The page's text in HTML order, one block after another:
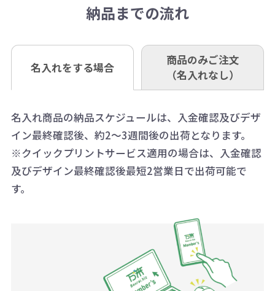
※不良商品は商品到着後7営業日以
お問合せ先
AM10:00～PM5:00（土・日・祝日を
除く平日）
なお、印刷代はボリュームディスカ
同じ版で多くの数量を印刷すると、1
個当たりの印刷代単価がお安くなり
一方、数量が少なく一定数に満たな
い場合は、単価計算ではなく、印刷
代の基本料金を一式頂戴する場合が
商品や印刷方法によって異なります
ので、予めご了承ください。
例：200個未満（1式：18,000円）
口座名 株式会社モノベーション
※振り込み手数料はお客さま負担と
なりますのでご注意ください。
定しているものもあります。
あれば、午前中までにご注文とご入
金いただければ翌日着でお送りする
お急ぎの場合、ご相談ください。最
大限努力いたします。
き別途申し受けます。
も複数ヶ所への納品の場合、別途送
料頂戴する場合がございます。
詳細はこちらご確認ください。
配送について
納品までの流れ
名入れをする場合
商品のみご注文
（名入れなし）
名入れ商品の納品スケジュールは、入金確認及びデザ
イン最終確認後、約2～3週間後の出荷となります。
※クイックプリントサービス適用の場合は、入金確認
及びデザイン最終確認後最短2営業日で出荷可能で
す。